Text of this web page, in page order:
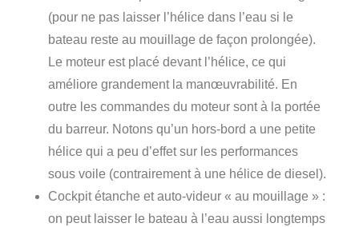
(pour ne pas laisser l’hélice dans l’eau si le
bateau reste au mouillage de façon prolongée).
Le moteur est placé devant l’hélice, ce qui
améliore grandement la manœuvrabilité. En
outre les commandes du moteur sont à la portée
du barreur. Notons qu’un hors-bord a une petite
hélice qui a peu d’effet sur les performances
sous voile (contrairement à une hélice de diesel).
Cockpit étanche et auto-videur « au mouillage » :
on peut laisser le bateau à l’eau aussi longtemps